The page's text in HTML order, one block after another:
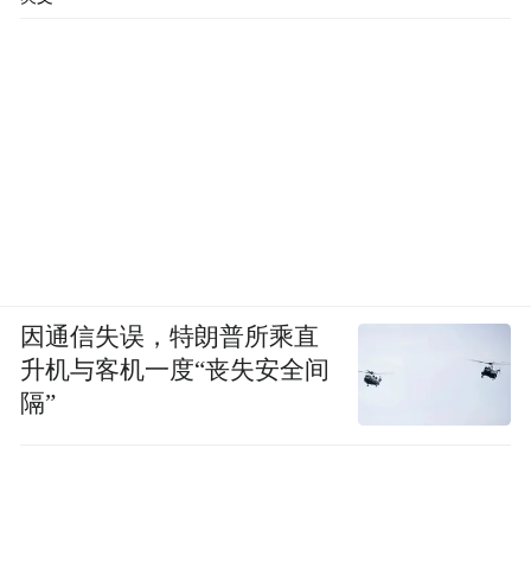
因通信失误，特朗普所乘直
升机与客机一度“丧失安全间
隔”